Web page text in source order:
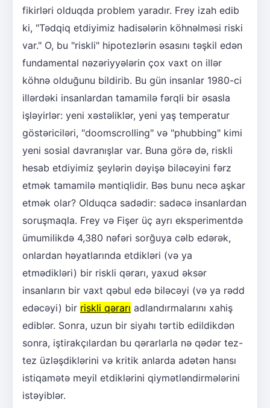
fikirləri olduqda problem yaradır. Frey izah edib
ki, "Tədqiq etdiyimiz hadisələrin köhnəlməsi riski
var." O, bu "riskli" hipotezlərin əsasını təşkil edən
fundamental nəzəriyyələrin çox vaxt on illər
köhnə olduğunu bildirib. Bu gün insanlar 1980-ci
illərdəki insanlardan tamamilə fərqli bir əsasla
işləyirlər: yeni xəstəliklər, yeni yaş temperatur
göstəriciləri, "doomscrolling" və "phubbing" kimi
yeni sosial davranışlar var. Buna görə də, riskli
hesab etdiyimiz şeylərin dəyişə biləcəyini fərz
etmək tamamilə məntiqlidir. Bəs bunu necə aşkar
etmək olar? Olduqca sadədir: sadəcə insanlardan
soruşmaqla. Frey və Fişer üç ayrı eksperimentdə
ümumilikdə 4,380 nəfəri sorğuya cəlb edərək,
onlardan həyatlarında etdikləri (və ya
etmədikləri) bir riskli qərarı, yaxud əksər
insanların bir vaxt qəbul edə biləcəyi (və ya rədd
edəcəyi) bir riskli qərarı adlandırmalarını xahiş
ediblər. Sonra, uzun bir siyahı tərtib edildikdən
sonra, iştirakçılardan bu qərarlarla nə qədər tez-
tez üzləşdiklərini və kritik anlarda adətən hansı
istiqamətə meyil etdiklərini qiymətləndirmələrini
istəyiblər.